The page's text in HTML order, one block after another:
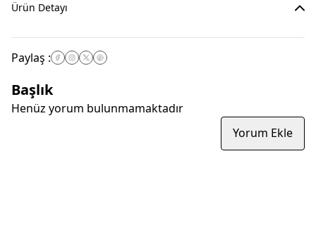
Ürün Detayı
Paylaş :
Başlık
Henüz yorum bulunmamaktadır
Yorum Ekle